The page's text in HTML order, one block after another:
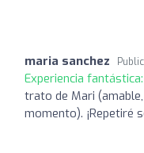
maria sanchez
Experiencia fantástica:
trato de Mari
momento). ¡Repetiré